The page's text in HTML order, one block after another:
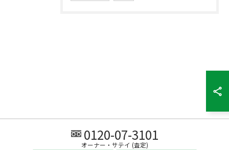
0120-07-3101
オーナー・サテイ (査定)